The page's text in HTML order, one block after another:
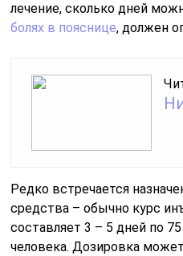
лечение, сколько дней
болях в пояснице, должен
Редко встречается
средства – обычно курс
составляет 3 – 5 дней по
человека. Дозировка